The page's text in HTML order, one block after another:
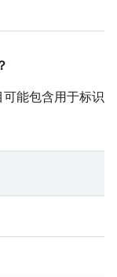
能包含用于标识